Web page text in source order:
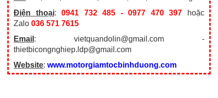
Điện thoại:0941 732 485 - 0977 470 397 hoặc
Zalo 036 571 7615
Email : vietquandolin@gmail.com -
thietbicongnghiep.ldp@gmail.com
Website: www.motorgiamtocbinhduong.com